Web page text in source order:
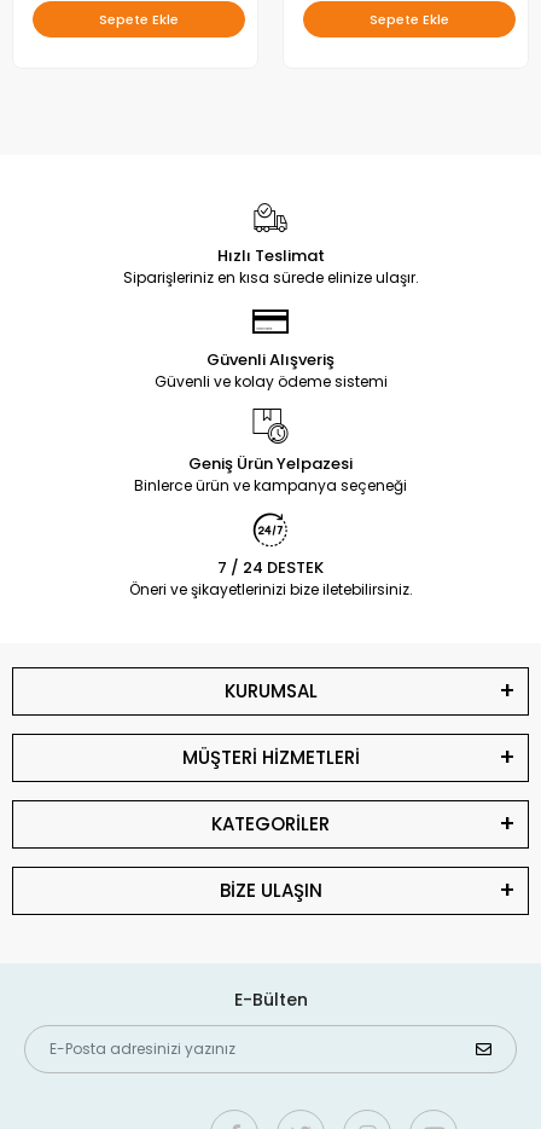
Sepete Ekle Sepete Ekle
Hızlı Teslimat
Siparişleriniz en kısa sürede elinize ulaşır.
Güvenli Alışveriş
Güvenli ve kolay ödeme sistemi
Geniş Ürün Yelpazesi
Binlerce ürün ve kampanya seçeneği
7 / 24 DESTEK
Öneri ve şikayetlerinizi bize iletebilirsiniz.
KURUMSAL
MÜŞTERİ HİZMETLERİ
KATEGORİLER
BİZE ULAŞIN
E-Bülten